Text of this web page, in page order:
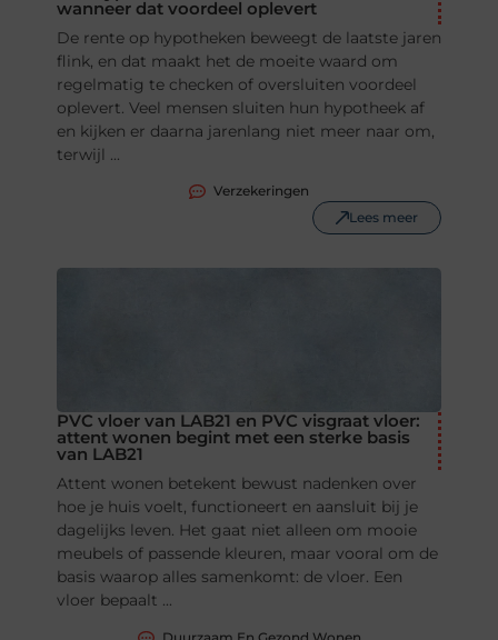
wanneer dat voordeel oplevert
De rente op hypotheken beweegt de laatste jaren
flink, en dat maakt het de moeite waard om
regelmatig te checken of oversluiten voordeel
oplevert. Veel mensen sluiten hun hypotheek af
en kijken er daarna jarenlang niet meer naar om,
terwijl ...
Verzekeringen
Lees meer
PVC vloer van LAB21 en PVC visgraat vloer:
attent wonen begint met een sterke basis
van LAB21
Attent wonen betekent bewust nadenken over
hoe je huis voelt, functioneert en aansluit bij je
dagelijks leven. Het gaat niet alleen om mooie
meubels of passende kleuren, maar vooral om de
basis waarop alles samenkomt: de vloer. Een
vloer bepaalt ...